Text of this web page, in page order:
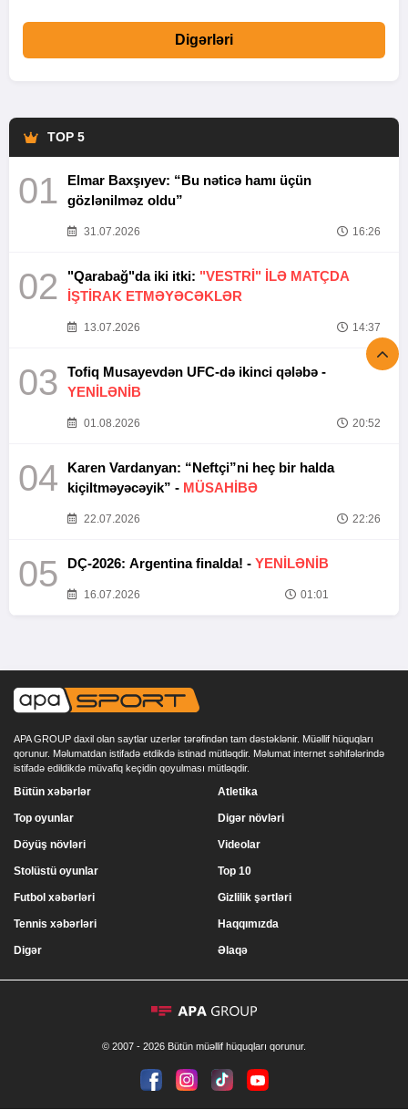
Digərləri
TOP 5
01
Elmar Baxşıyev: “Bu nəticə hamı üçün
gözlənilməz oldu”
31.07.2026 16:26
02 "Qarabağ"da iki itki: "VESTRİ" İLƏ MATÇDA
İŞTİRAK ETMƏYƏCƏKLƏR
13.07.2026 14:37
03
Tofiq Musayevdən UFC-də ikinci qələbə -
YENİLƏNİB
01.08.2026 20:52
04
Karen Vardanyan: “Neftçi”ni heç bir halda
kiçiltməyəcəyik” - MÜSAHİBƏ
22.07.2026 22:26
05 DÇ-2026: Argentina finalda! - YENİLƏNİB
16.07.2026 01:01
APA GROUP daxil olan saytlar uzerlər tərəfindən tam dəstəklənir. Müəllif hüquqları
qorunur. Məlumatdan istifadə etdikdə istinad mütləqdir. Məlumat internet səhifələrində
istifadə edildikdə müvafiq keçidin qoyulması mütləqdir.
Bütün xəbərlər
Top oyunlar
Döyüş növləri
Stolüstü oyunlar
Atletika
Digər növləri
Videolar
Top 10
Futbol xəbərləri
Tennis xəbərləri
Digər
Gizlilik şərtləri
Haqqımızda
Əlaqə
© 2007 - 2026 Bütün müəllif hüquqları qorunur.